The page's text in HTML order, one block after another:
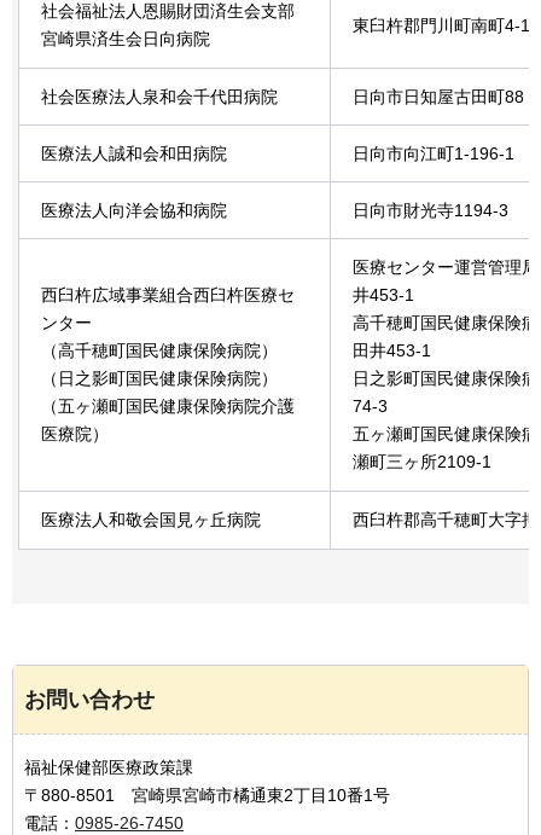
社会福祉法人恩賜財団済生会支部
宮崎県済生会日向病院
東臼杵郡門川町南町4-
社会医療法人泉和会千代田病院 日向市日知屋古田町88
医療法人誠和会和田病院 日向市向江町1-196-1
医療法人向洋会協和病院 日向市財光寺1194-3
西臼杵広域事業組合西臼杵医療セ
ンター
（高千穂町国民健康保険病院）
（日之影町国民健康保険病院）
（五ヶ瀬町国民健康保険病院介護
医療院）
医療センター運営管理
井453-1
高千穂町国民健康保険
田井453-1
日之影町国民健康保険
74-3
五ヶ瀬町国民健康保険
瀬町三ヶ所2109-1
医療法人和敬会国見ヶ丘病院 西臼杵郡高千穂町大字
お問い合わせ
福祉保健部医療政策課
〒880-8501 宮崎県宮崎市橘通東2丁目10番1号
電話： 0985-26-7450